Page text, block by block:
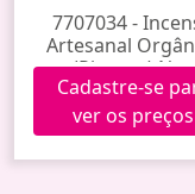
7707034 -
Artesanal
(Pitanga) Noa
Cadastre-se
ver os preços